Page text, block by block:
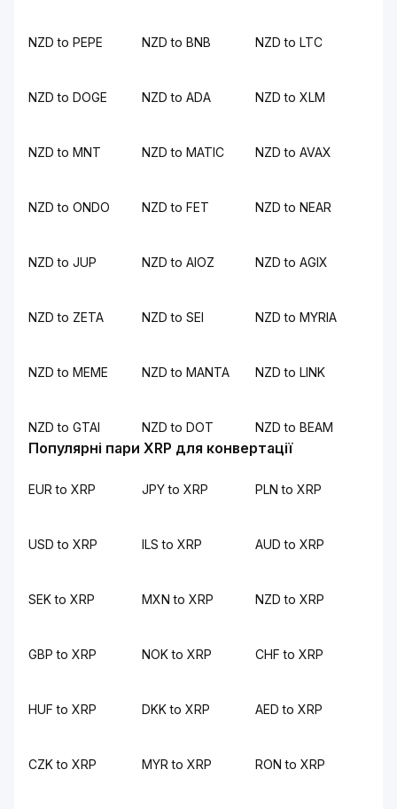
NZD to PEPE NZD to BNB NZD to LTC
NZD to DOGE NZD to ADA NZD to XLM
NZD to MNT NZD to MATIC NZD to AVAX
NZD to ONDO NZD to FET NZD to NEAR
NZD to JUP NZD to AIOZ NZD to AGIX
NZD to ZETA NZD to SEI NZD to MYRIA
NZD to MEME NZD to MANTA NZD to LINK
NZD to GTAI NZD to DOT NZD to BEAM
Популярні пари XRP для конвертації
EUR to XRP JPY to XRP PLN to XRP
USD to XRP ILS to XRP AUD to XRP
SEK to XRP MXN to XRP NZD to XRP
GBP to XRP NOK to XRP CHF to XRP
HUF to XRP DKK to XRP AED to XRP
CZK to XRP MYR to XRP RON to XRP